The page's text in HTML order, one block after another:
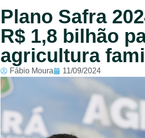
Principal
Notícias
Programação
Equipe
Contato
Plano Safra
R$ 1,8 bilhão
agricultura
Fábio Moura 11/09/2024